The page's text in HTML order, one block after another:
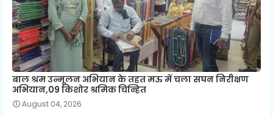
बाल श्रम उन्मूलन अभियान के तहत मऊ में चला सघन निरीक्षण
अभियान,09 किशोर श्रमिक चिन्हित
August 04, 2026